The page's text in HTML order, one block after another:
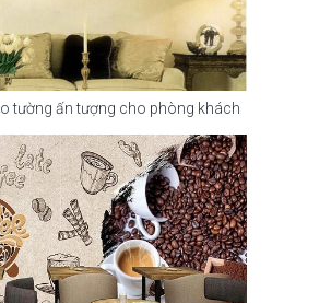
tường ấn tượng cho phòng khách